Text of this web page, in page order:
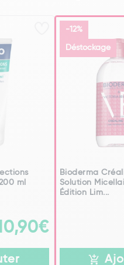
ml
-12%
Déstockage
Bioderma
Solution
Édition Lim...